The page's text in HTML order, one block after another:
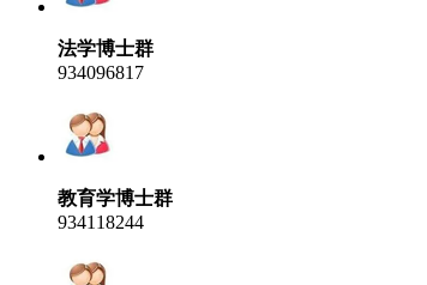
法学博士群
934096817
教育学博士群
934118244